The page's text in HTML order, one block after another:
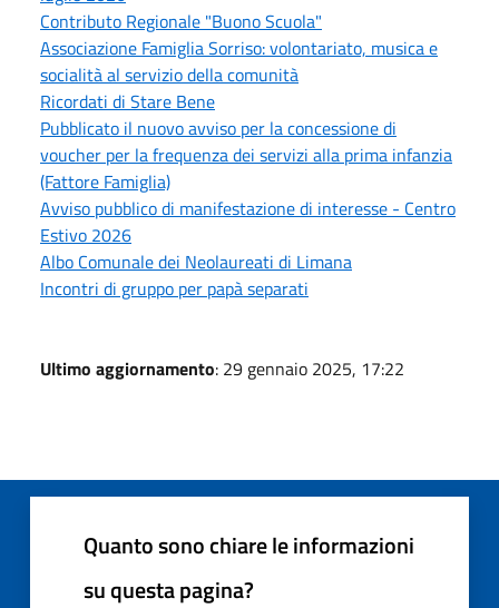
Contributo Regionale "Buono Scuola"
Associazione Famiglia Sorriso: volontariato, musica e
socialità al servizio della comunità
Ricordati di Stare Bene
Pubblicato il nuovo avviso per la concessione di
voucher per la frequenza dei servizi alla prima infanzia
(Fattore Famiglia)
Avviso pubblico di manifestazione di interesse - Centro
Estivo 2026
Albo Comunale dei Neolaureati di Limana
Incontri di gruppo per papà separati
Ultimo aggiornamento: 29 gennaio 2025, 17:22
Quanto sono chiare le informazioni
su questa pagina?